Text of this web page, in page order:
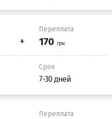
Переплата
Срок
7-30 дней
Переплата